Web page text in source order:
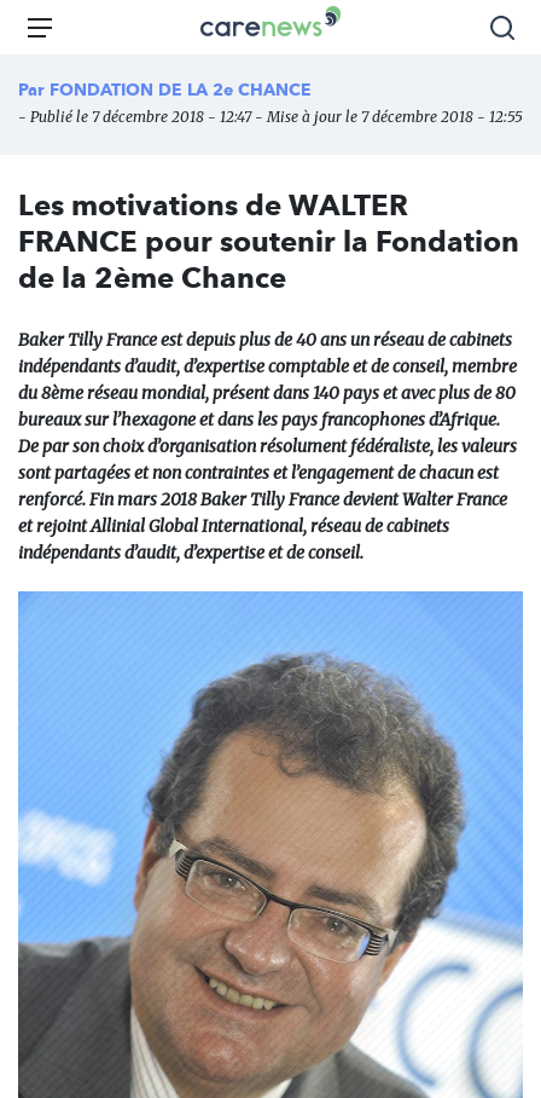
Aller
principal
Carenews,
média
des
l'engagement
Menu
Par FONDATION DE LA 2e CHANCE
- Publié le 7 décembre 2018 - 12:47 - Mise à jour le 7 décembre 2018 - 12:55
Les motivations de WALTER
FRANCE pour soutenir la Fondation
de la 2ème Chance
Baker Tilly France est depuis plus de 40 ans un réseau de cabinets
indépendants d’audit, d’expertise comptable et de conseil, membre
du 8ème réseau mondial, présent dans 140 pays et avec plus de 80
bureaux sur l’hexagone et dans les pays francophones d’Afrique.
De par son choix d’organisation résolument fédéraliste, les valeurs
sont partagées et non contraintes et l’engagement de chacun est
renforcé. Fin mars 2018 Baker Tilly France devient Walter France
et rejoint Allinial Global International, réseau de cabinets
indépendants d’audit, d’expertise et de conseil.